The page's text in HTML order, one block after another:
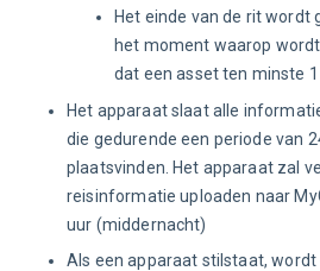
Het einde van de rit wordt
het moment waarop
dat een asset ten minste
Het apparaat slaat alle
die gedurende een periode van
plaatsvinden. Het apparaat zal
reisinformatie uploaden naar
uur (middernacht)
Als een apparaat stilstaat, wordt